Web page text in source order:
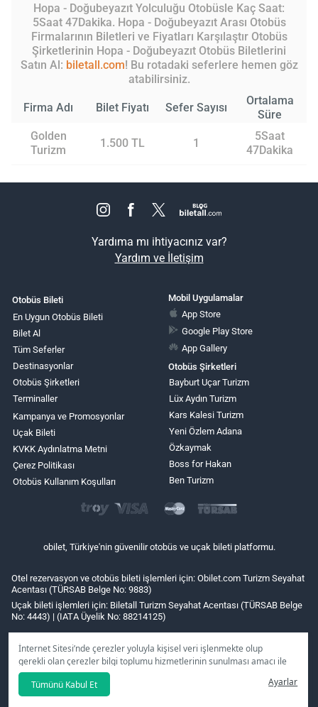
İnternet Sitesi’nde çerezler yoluyla kişisel veri işlenmekte olup
gerekli olan çerezler bilgi toplumu hizmetlerinin sunulması amacı ile
kullanılmaktadır. Tercihleriniz doğrultusunda size özel
kişiselleştirilmiş çerezleri ve özel kampanyaları
seçeneğine
tıklamanız halinde kullanımınıza sunamayacağız.
Tümünü Kabul Et Ayarlar
Hopa - Doğubeyazıt Yolculuğu Otobüsle Kaç Saat:
5Saat 47Dakika. Hopa - Doğubeyazıt Arası Otobüs
Firmalarının Biletleri ve Fiyatları Karşılaştır Otobüs
Şirketlerinin Hopa - Doğubeyazıt Otobüs Biletlerini
Satın Al: biletall.com! Bu rotadaki seferlere hemen göz
atabilirsiniz.
Firma Adı Bilet Fiyatı Sefer Sayısı
Ortalama
Süre
Golden
Turizm
1.500 TL 1
5Saat
47Dakika
Yardıma mı ihtiyacınız var?
Yardım ve İletişim
Otobüs Bileti
En Uygun Otobüs Bileti
Bilet Al
Tüm Seferler
Destinasyonlar
Otobüs Şirketleri
Terminaller
Kampanya ve Promosyonlar
Uçak Bileti
KVKK Aydınlatma Metni
Çerez Politikası
Otobüs Kullanım Koşulları
Mobil Uygulamalar
App Store
Google Play Store
App Gallery
Otobüs Şirketleri
Bayburt Uçar Turizm
Lüx Aydın Turizm
Kars Kalesi Turizm
Yeni Özlem Adana
Özkaymak
Boss for Hakan
Ben Turizm
obilet, Türkiye'nin güvenilir otobüs ve uçak bileti platformu.
Otel rezervasyon ve otobüs bileti işlemleri için: Obilet.com Turizm Seyahat
Acentası (TÜRSAB Belge No: 9883)
Uçak bileti işlemleri için: Biletall Turizm Seyahat Acentası (TÜRSAB Belge
No: 4443) | (IATA Üyelik No: 88214125)